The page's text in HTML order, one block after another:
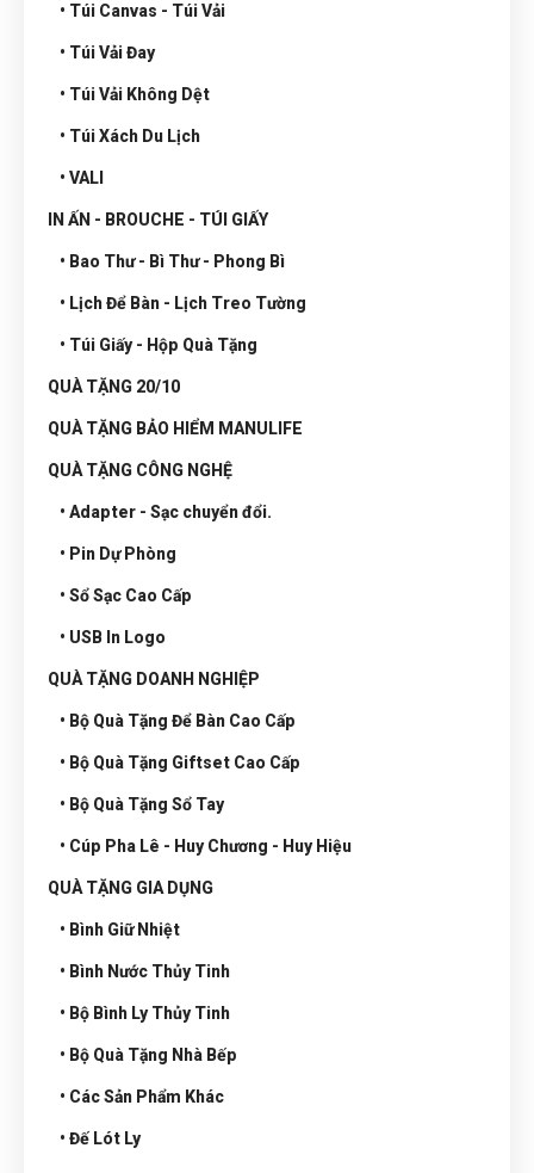
• Túi Canvas - Túi Vải
• Túi Vải Đay
• Túi Vải Không Dệt
• Túi Xách Du Lịch
• VALI
IN ẤN - BROUCHE - TÚI GIẤY
• Bao Thư - Bì Thư - Phong Bì
• Lịch Để Bàn - Lịch Treo Tường
• Túi Giấy - Hộp Quà Tặng
QUÀ TẶNG 20/10
QUÀ TẶNG BẢO HIỂM MANULIFE
QUÀ TẶNG CÔNG NGHỆ
• Adapter - Sạc chuyển đổi.
• Pin Dự Phòng
• Sổ Sạc Cao Cấp
• USB In Logo
QUÀ TẶNG DOANH NGHIỆP
• Bộ Quà Tặng Để Bàn Cao Cấp
• Bộ Quà Tặng Giftset Cao Cấp
• Bộ Quà Tặng Sổ Tay
• Cúp Pha Lê - Huy Chương - Huy Hiệu
QUÀ TẶNG GIA DỤNG
• Bình Giữ Nhiệt
• Bình Nước Thủy Tinh
• Bộ Bình Ly Thủy Tinh
• Bộ Quà Tặng Nhà Bếp
• Các Sản Phẩm Khác
• Đế Lót Ly